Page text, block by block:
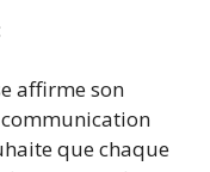
affirme son
que chaque